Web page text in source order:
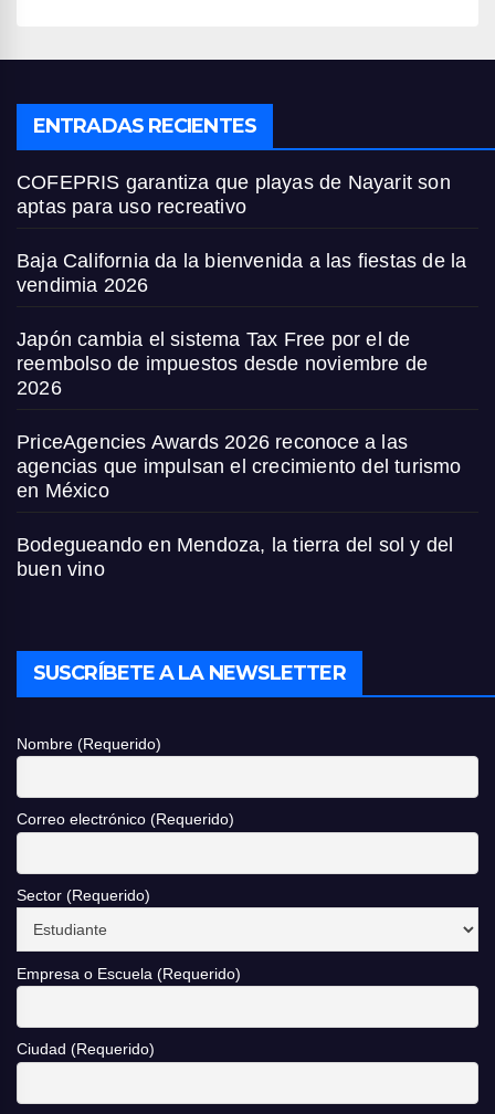
ENTRADAS RECIENTES
COFEPRIS garantiza que playas de Nayarit son
aptas para uso recreativo
Baja California da la bienvenida a las fiestas de la
vendimia 2026
Japón cambia el sistema Tax Free por el de
reembolso de impuestos desde noviembre de
2026
PriceAgencies Awards 2026 reconoce a las
agencias que impulsan el crecimiento del turismo
en México
Bodegueando en Mendoza, la tierra del sol y del
buen vino
SUSCRÍBETE A LA NEWSLETTER
Nombre (Requerido)
Correo electrónico (Requerido)
Sector (Requerido)
Empresa o Escuela (Requerido)
Ciudad (Requerido)